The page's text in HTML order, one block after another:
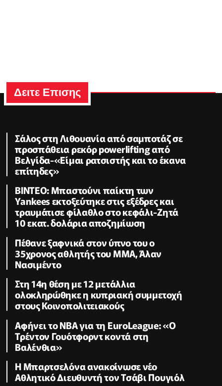
Δειτε Επισης
Σάλος στη Λιθουανία από σαμποτάζ σε
προσπάθεια ρεκόρ powerlifting από
Βελγίδα-«Είμαι ρατσιστής και το έκανα
επίτηδες»
ΒΙΝΤΕΟ: Μπαστούνι παίκτη των
Yankees εκτοξεύτηκε στις εξέδρες και
τραυμάτισε φίλαθλο στο κεφάλι-Ζητά
10 εκατ. δολάρια αποζημίωση
Πέθανε ξαφνικά στον ύπνο του ο
35χρονος αθλητής του ΜΜΑ, Άλαν
Νασιμέντο
Στη 14η θέση με 12 μετάλλια
ολοκληρώθηκε η κυπριακή συμμετοχή
στους Κοινοπολιτειακούς
Αφήνει το NBA για τη EuroLeague: «Ο
Τρέντον Γουότφορντ κοντά στη
Βαλένθια»
Η Μπαρτσελόνα ανακοίνωσε νέο
Αθλητικό Διευθυντή τον Τσάβι Πουγιόλ